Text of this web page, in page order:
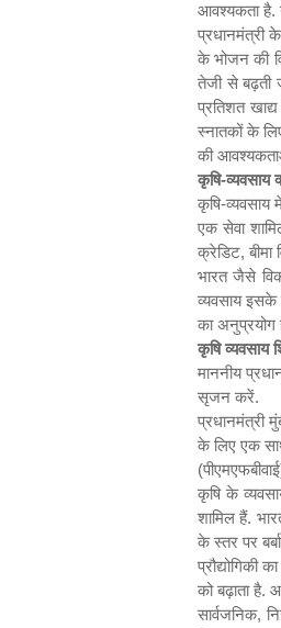
आवश्यकता है.
प्रधानमंत्री
के भोजन की
तेजी से बढ़ती
प्रतिशत
स्नातकों के
की
कृषि-व्यवसाय
कृषि-व्यवसाय
एक सेवा
क्रेडिट, बीमा
भारत जैसे
व्यवसाय इसके
का अनुप्रयोग
कृषि व्यवसाय
माननीय
सृजन करें.
प्रधानमंत्री
के लिए एक
कृषि के
शामिल हैं.
के स्तर पर
प्रौद्योगिकी
को बढ़ाता
सार्वजनिक,